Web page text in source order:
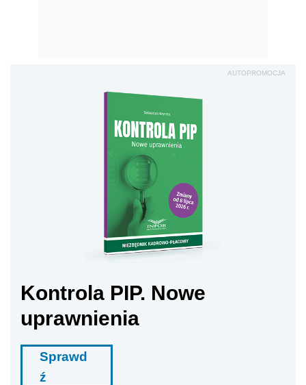
AUTOPROMOCJA
Kontrola PIP. Nowe
uprawnienia
Sprawd
ź